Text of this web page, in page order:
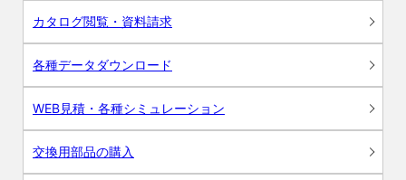
カタログ閲覧・資料請求
各種データダウンロード
WEB見積・各種シミュレーション
交換用部品の購入